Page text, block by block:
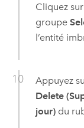
Cliquez
groupe
l’entité
Appuyez
Delete
jour)du